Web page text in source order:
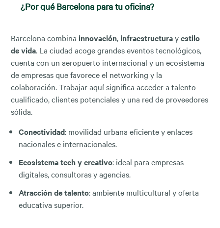
¿Por qué Barcelona para tu oficina?
Barcelona combina innovación,infraestructurayestilo
de vida. La ciudad acoge grandes eventos tecnológicos,
cuenta con un aeropuerto internacional y un ecosistema
de empresas que favorece el networking y la
colaboración. Trabajar aquí significa acceder a talento
cualificado, clientes potenciales y una red de proveedores
sólida.
Conectividad: movilidad urbana eficiente y enlaces
nacionales e internacionales.
Ecosistema tech y creativo: ideal para empresas
digitales, consultoras y agencias.
Atracción de talento: ambiente multicultural y oferta
educativa superior.